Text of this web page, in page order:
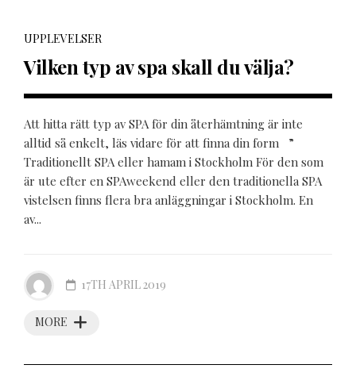
UPPLEVELSER
Vilken typ av spa skall du välja?
Att hitta rätt typ av SPA för din återhämtning är inte
alltid så enkelt, läs vidare för att finna din form ”
Traditionellt SPA eller hamam i Stockholm För den som
är ute efter en SPAweekend eller den traditionella SPA
vistelsen finns flera bra anläggningar i Stockholm. En
av...
MORE
17TH APRIL 2019